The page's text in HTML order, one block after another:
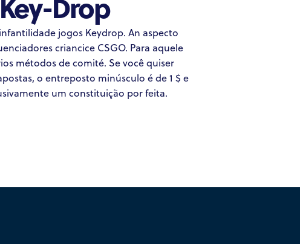
jogos Keydrop. An aspecto
criancice CSGO. Para aquele
métodos de comité. Se você quiser
o entreposto minúsculo é de 1 $ e
um constituição por feita.